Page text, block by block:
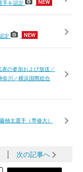
手を認定
定
の参加および放送／
川／横浜国際総合
柚太選手（専修大）
次の記事へ